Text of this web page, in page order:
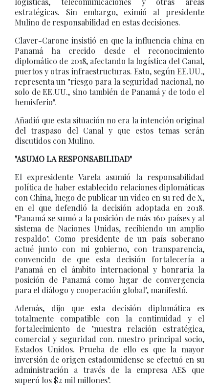
estratégicas. Sin embargo, eximió al presidente
Mulino de responsabilidad en estas decisiones.
Claver-Carone insistió en que la influencia china en
Panamá ha crecido desde el reconocimiento
diplomático de 2018, afectando la logística del Canal,
puertos y otras infraestructuras. Esto, según EE.UU.,
representa un "riesgo para la seguridad nacional, no
solo de EE.UU., sino también de Panamá y de todo el
hemisferio".
Añadió que esta situación no era la intención original
del traspaso del Canal y que estos temas serán
discutidos con Mulino.
"ASUMO LA RESPONSABILIDAD"
El expresidente Varela asumió la responsabilidad
política de haber establecido relaciones diplomáticas
con China, luego de publicar un video en su red de X,
en el que defendió la decisión adoptada en 2018.
"Panamá se sumó a la posición de más 160 países y al
sistema de Naciones Unidas, recibiendo un amplio
respaldo". Como presidente de un país soberano
actué junto con mi gobierno, con transparencia,
convencido de que esta decisión fortalecería a
Panamá en el ámbito internacional y honraría la
posición de Panamá como lugar de convergencia
para el diálogo y cooperación global", manifestó.
Además, dijo que esta decisión diplomática es
totalmente compatible con la continuidad y el
fortalecimiento de "nuestra relación estratégica,
comercial y seguridad con. nuestro principal socio,
Estados Unidos. Prueba de ello es que la mayor
inversión de origen estadounidense se efectuó en su
administración a través de la empresa AES que
superó los $2 mil millones".